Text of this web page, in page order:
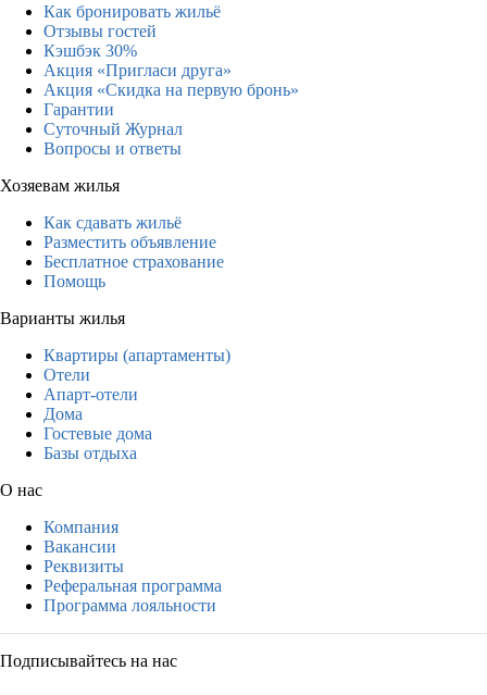
Как бронировать жильё
Отзывы гостей
Кэшбэк 30%
Акция «Пригласи друга»
Акция «Скидка на первую бронь»
Гарантии
Суточный Журнал
Вопросы и ответы
Хозяевам жилья
Как сдавать жильё
Разместить объявление
Бесплатное страхование
Помощь
Варианты жилья
Квартиры (апартаменты)
Отели
Апарт-отели
Дома
Гостевые дома
Базы отдыха
О нас
Компания
Вакансии
Реквизиты
Реферальная программа
Программа лояльности
Подписывайтесь на нас